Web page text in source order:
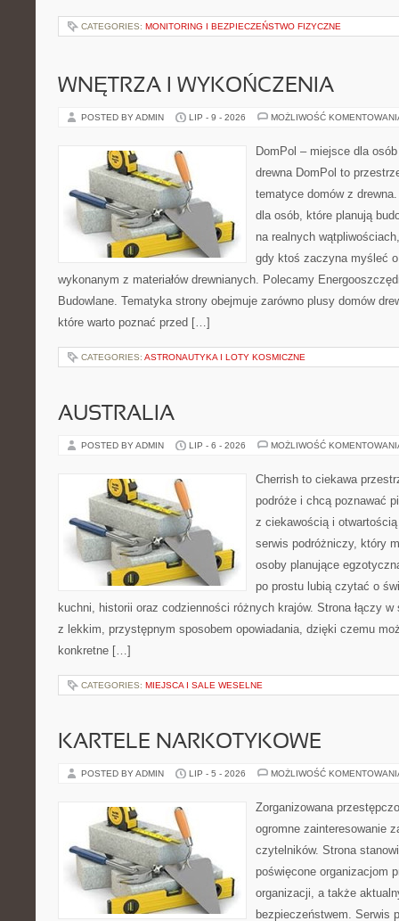
CATEGORIES: MONITORING I BEZPIECZEŃSTWO FIZYCZNE
WNĘTRZA I WYKOŃCZENIA
POSTED BY ADMIN LIP - 9 - 2026 MOŻLIWOŚĆ
DomPol – miejsce dla
drewna DomPol to
tematyce domów z
dla osób, które planują
na realnych
gdy ktoś zaczyna myśleć o
wykonanym z materiałów drewnianych. Polecamy
Budowlane. Tematyka strony obejmuje zarówno plusy domów
które warto poznać przed […]
CATEGORIES: ASTRONAUTYKA I LOTY KOSMICZNE
AUSTRALIA
POSTED BY ADMIN LIP - 6 - 2026 MOŻLIWOŚĆ
Cherrish to ciekawa
podróże i chcą poznawać
z ciekawością i
serwis podróżniczy, który
osoby planujące
po prostu lubią czytać o
kuchni, historii oraz codzienności różnych krajów. Strona łączy
z lekkim, przystępnym sposobem opowiadania, dzięki czemu
konkretne […]
CATEGORIES: MIEJSCA I SALE WESELNE
KARTELE NARKOTYKOWE
POSTED BY ADMIN LIP - 5 - 2026 MOŻLIWOŚĆ
Zorganizowana
ogromne zainteresowanie
czytelników. Strona
poświęcone organizacjom
organizacji, a także
bezpieczeństwem. Serwis